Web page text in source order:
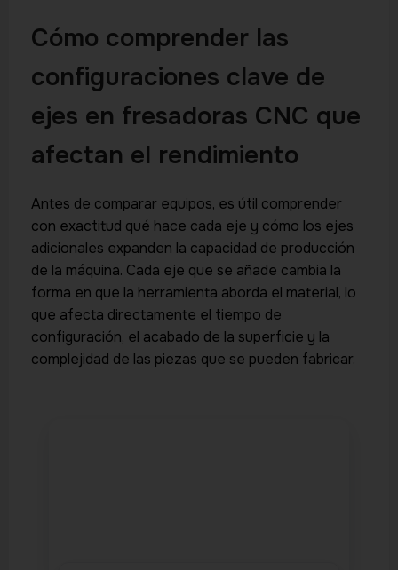
Cómo comprender las
configuraciones clave de
ejes en fresadoras CNC que
afectan el rendimiento
Antes de comparar equipos, es útil comprender
con exactitud qué hace cada eje y cómo los ejes
adicionales expanden la capacidad de producción
de la máquina. Cada eje que se añade cambia la
forma en que la herramienta aborda el material, lo
que afecta directamente el tiempo de
configuración, el acabado de la superficie y la
complejidad de las piezas que se pueden fabricar.